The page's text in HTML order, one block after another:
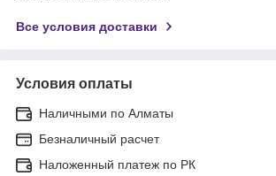
Все условия доставки
Условия оплаты
Наличными по Алматы
Безналичный расчет
Наложенный платеж по РК